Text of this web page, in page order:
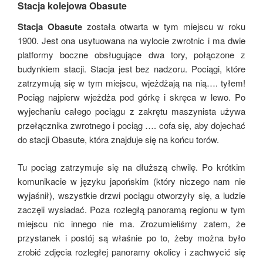
Stacja kolejowa Obasute
Stacja Obasutezostała otwarta w tym miejscu w roku
1900. Jest ona usytuowana na wylocie zwrotnic i ma dwie
platformy boczne obsługujące dwa tory, połączone z
budynkiem stacji. Stacja jest bez nadzoru. Pociągi, które
zatrzymują się w tym miejscu, wjeżdżają na nią…. tyłem!
Pociąg najpierw wjeżdża pod górkę i skręca w lewo. Po
wyjechaniu całego pociągu z zakrętu maszynista używa
przełącznika zwrotnego i pociąg …. cofa się, aby dojechać
do stacji Obasute, która znajduje się na końcu torów.
Tu pociąg zatrzymuje się na dłuższą chwilę. Po krótkim
komunikacie w języku japońskim (który niczego nam nie
wyjaśnił), wszystkie drzwi pociągu otworzyły się, a ludzie
zaczęli wysiadać. Poza rozległą panoramą regionu w tym
miejscu nic innego nie ma. Zrozumieliśmy zatem, że
przystanek i postój są właśnie po to, żeby można było
zrobić zdjęcia rozległej panoramy okolicy i zachwycić się